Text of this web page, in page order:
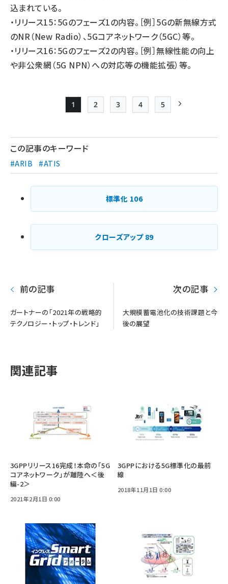
込まれている。
・リリース15：5Gのフェーズ1の内容。［例］5Gの新無線方式
のNR（New Radio）、5Gコアネットワーク（5GC）等。
・リリース16：5Gのフェーズ2の内容。［例］無線性能の向上
や非公衆網（5G NPN）への対応等の機能拡張）等。
り
Page
1
Page
2
Page
3
Page
4
Page
5
この記事のキーワード
#ARIB #ATIS
標準化 106
クローズアップ 89
前の記事
ガートナーの「2021年の戦略的
テクノロジー・トップ・トレンド」
次の記事
大規模蓄電池化の技術課題と今
後の展望
関連記事
3GPPリリース16完成！本命の「5G
コアネットワーク」が離陸へ＜後
編-2＞
2021年2月1日 0:00
3GPPにおける5G標準化の最前
線
2018年11月1日 0:00